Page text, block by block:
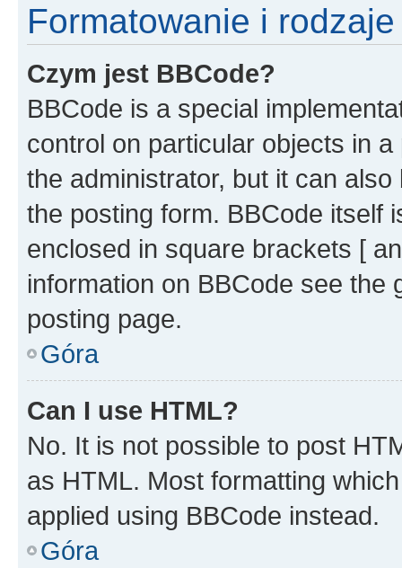
Formatowanie i
Czym jest BBCode?
BBCode is a special
control on particular objects in
the administrator, but it can
the posting form. BBCode itself
enclosed in square brackets [
information on BBCode see
posting page.
Góra
Can I use HTML?
No. It is not possible to post
as HTML. Most formatting
applied using BBCode instead.
Góra